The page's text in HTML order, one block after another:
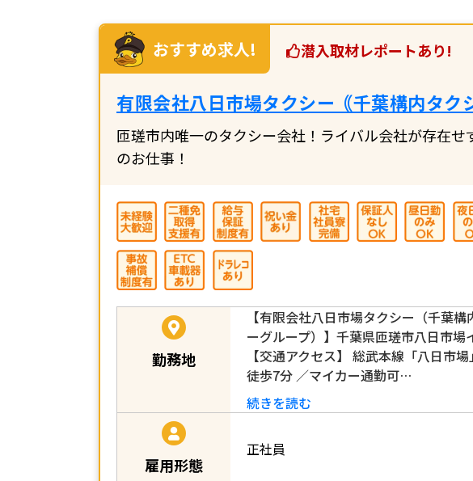
おすすめ求人! 潜入取材レポートあり!
有限会社八日市場タクシー｟千葉構内タク
匝瑳市内唯一のタクシー会社！ライバル会社が存在
のお仕事！
勤務地
【有限会社八日市場タクシー（千葉構
ーグループ）】千葉県匝瑳市八日市場
【交通アクセス】 総武本線「八日市
徒歩7分 ／マイカー通勤可…
続きを読む
雇用形態
正社員